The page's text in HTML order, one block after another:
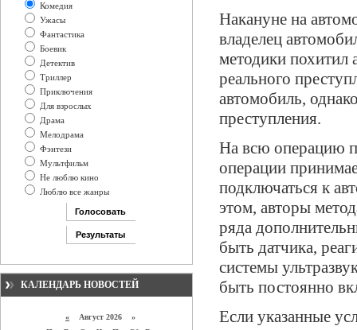
Комедия
Ужасы
Фантастика
Боевик
Детектив
Триллер
Приключения
Для взрослых
Драма
Мелодрама
Фэнтези
Мультфильм
Не люблю кино
Люблю все жанры
КАЛЕНДАРЬ НОВОСТЕЙ
« Август 2026 »
Накануне на
владелец
методики похитил
реального
автомобиль,
преступления.
На всю операцию
операции
подключаться к
этом, авторы
ряда
быть датчика,
системы
быть постоянно
Если указанные